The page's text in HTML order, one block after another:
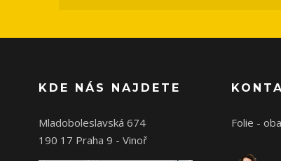
KDE NÁS NAJDETE
Mladoboleslavská 674
190 17 Praha 9 - Vinoř
Folie -